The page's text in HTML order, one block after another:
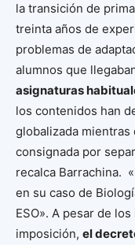
la transición de
treinta años de
problemas de
alumnos que
asignaturas
los contenidos han
globalizada
consignada por
recalca Barrachina.
en su caso de
ESO». A pesar de
imposición, el